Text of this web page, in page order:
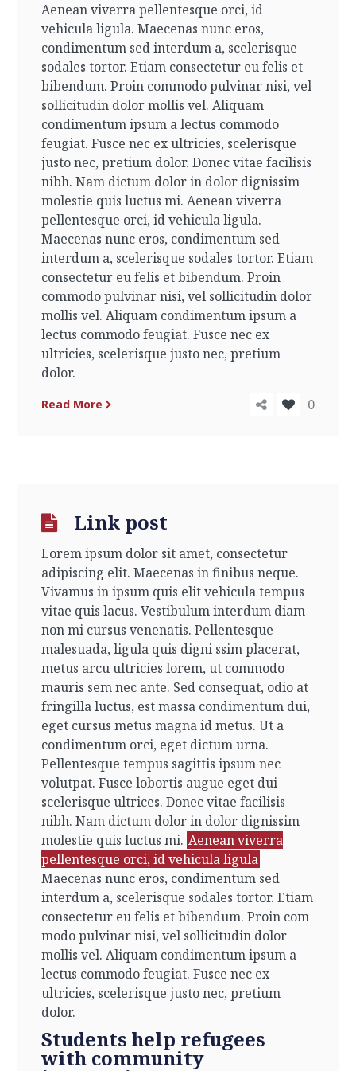
Aenean viverra pellentesque orci, id
vehicula ligula. Maecenas nunc eros,
condimentum sed interdum a, scelerisque
sodales tortor. Etiam consectetur eu felis et
bibendum. Proin commodo pulvinar nisi, vel
sollicitudin dolor mollis vel. Aliquam
condimentum ipsum a lectus commodo
feugiat. Fusce nec ex ultricies, scelerisque
justo nec, pretium dolor.Donec vitae facilisis
nibh. Nam dictum dolor in dolor dignissim
molestie quis luctus mi. Aenean viverra
pellentesque orci, id vehicula ligula.
Maecenas nunc eros, condimentum sed
interdum a, scelerisque sodales tortor. Etiam
consectetur eu felis et bibendum. Proin
commodo pulvinar nisi, vel sollicitudin dolor
mollis vel. Aliquam condimentum ipsum a
lectus commodo feugiat. Fusce nec ex
ultricies, scelerisque justo nec, pretium
dolor.
Read More 0
Link post
Lorem ipsum dolor sit amet, consectetur
adipiscing elit. Maecenas in finibus neque.
Vivamus in ipsum quis elit vehicula tempus
vitae quis lacus. Vestibulum interdum diam
non mi cursus venenatis. Pellentesque
malesuada, ligula quis digni ssim placerat,
metus arcu ultricies lorem, ut commodo
mauris sem nec ante. Sed consequat, odio at
fringilla luctus, est massa condimentum dui,
eget cursus metus magna id metus. Ut a
condimentum orci, eget dictum urna.
Pellentesque tempus sagittis ipsum nec
volutpat. Fusce lobortis augue eget dui
scelerisque ultrices. Donec vitae facilisis
nibh. Nam dictum dolor in dolor dignissim
molestie quis luctus mi. Aenean viverra
pellentesque orci, id vehicula ligula
Maecenas nunc eros, condimentum sed
interdum a, scelerisque sodales tortor. Etiam
consectetur eu felis et bibendum. Proin com
modo pulvinar nisi, vel sollicitudin dolor
mollis vel. Aliquam condimentum ipsum a
lectus commodo feugiat. Fusce nec ex
ultricies, scelerisque justo nec, pretium
dolor.
Students help refugees
with community